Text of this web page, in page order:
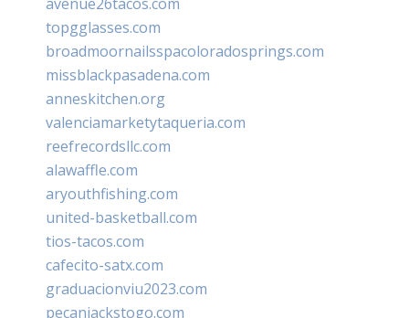
topgglasses.com
broadmoornailsspacoloradosprings.com
missblackpasadena.com
anneskitchen.org
valenciamarketytaqueria.com
reefrecordsllc.com
alawaffle.com
aryouthfishing.com
united-basketball.com
tios-tacos.com
cafecito-satx.com
graduacionviu2023.com
pecanjackstogo.com